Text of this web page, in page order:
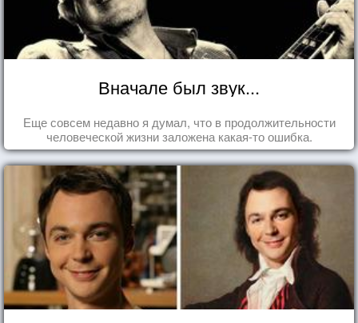
Вначале был звук...
Еще совсем недавно я думал, что в продолжительности
человеческой жизни заложена какая-то ошибка.